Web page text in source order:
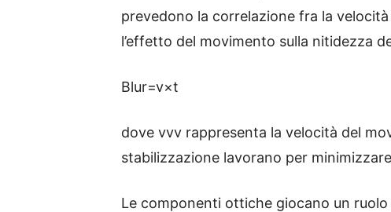
prevedono la correlazione fra la
l’effetto del movimento sulla nitidezza
Blur=v×t
dove vvv rappresenta la velocità del
stabilizzazione lavorano per
Le componenti ottiche giocano un